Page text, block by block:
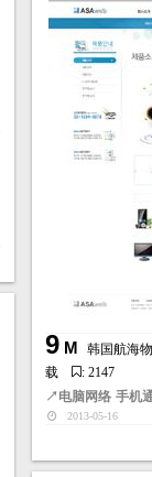
9M
韩国航海
载
: 2147
↗电脑网络 手机
2013-05-16